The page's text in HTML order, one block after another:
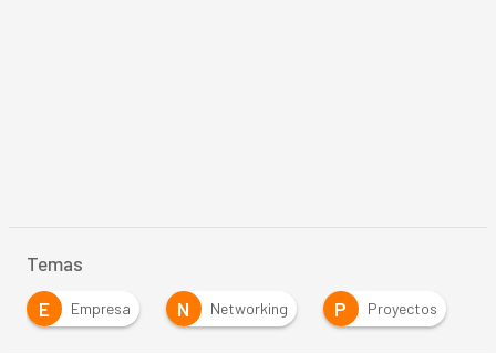
Temas
E
Empresa N Networking P Proyectos